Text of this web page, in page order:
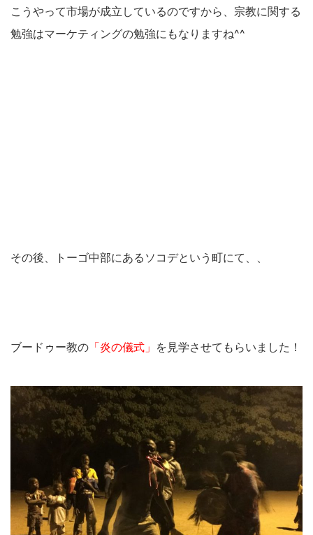
こうやって市場が成立しているのですから、宗教に関する
勉強はマーケティングの勉強にもなりますね^^
その後、トーゴ中部にあるソコデという町にて、、
ブードゥー教の 「炎の儀式」 を見学させてもらいました！